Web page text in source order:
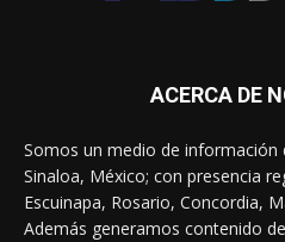
ACERCA DE
Somos un medio de información
Sinaloa, México; con presencia
Escuinapa, Rosario, Concordia,
Además generamos contenido